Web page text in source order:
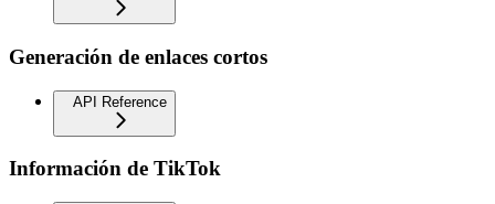
Generación de enlaces cortos
API Reference
Información de TikTok